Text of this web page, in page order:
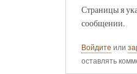
Страницы я
сообщении.
Войдите или
оставлять